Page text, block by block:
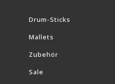
Drum-Sticks
Mallets
Zubehör
Sale